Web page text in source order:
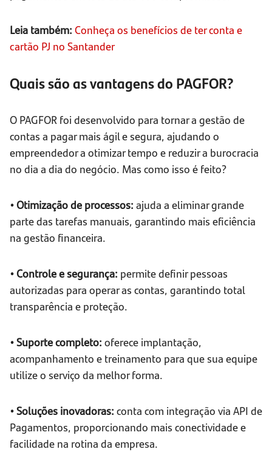
Leia também: Conheça os benefícios de ter conta e
cartão PJ no Santander
Quais são as vantagens do PAGFOR?
O PAGFOR foi desenvolvido para tornar a gestão de
contas a pagar mais ágil e segura, ajudando o
empreendedor a otimizar tempo e reduzir a burocracia
no dia a dia do negócio. Mas como isso é feito?
• Otimização de processos: ajuda a eliminar grande
parte das tarefas manuais, garantindo mais eficiência
na gestão financeira.
• Controle e segurança: permite definir pessoas
autorizadas para operar as contas, garantindo total
transparência e proteção.
• Suporte completo: oferece implantação,
acompanhamento e treinamento para que sua equipe
utilize o serviço da melhor forma.
• Soluções inovadoras: conta com integração via API de
Pagamentos, proporcionando mais conectividade e
facilidade na rotina da empresa.